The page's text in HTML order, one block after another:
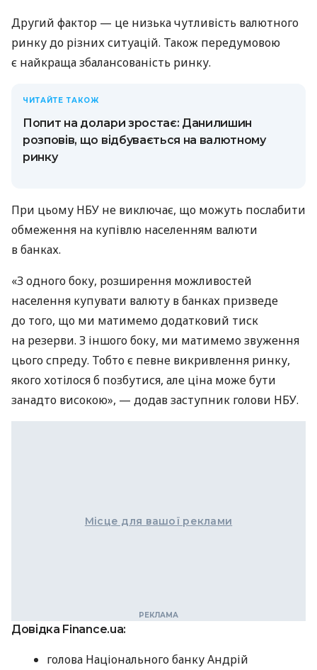
Другий фактор — це низька чутливість валютного
ринку до різних ситуацій. Також передумовою
є найкраща збалансованість ринку.
ЧИТАЙТЕ ТАКОЖ
Попит на долари зростає: Данилишин
розповів, що відбувається на валютному
ринку
При цьому НБУ не виключає, що можуть послабити
обмеження на купівлю населенням валюти
в банках.
«З одного боку, розширення можливостей
населення купувати валюту в банках призведе
до того, що ми матимемо додатковий тиск
на резерви. З іншого боку, ми матимемо звуження
цього спреду. Тобто є певне викривлення ринку,
якого хотілося б позбутися, але ціна може бути
занадто високою», — додав заступник голови НБУ.
Місце для вашої реклами
Довідка Finance.ua:
голова Національного банку Андрій